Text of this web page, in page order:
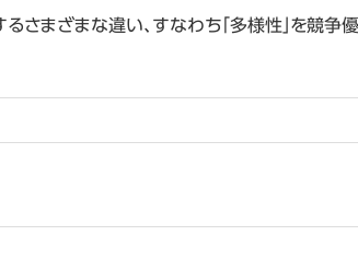
さまざまな違い、すなわち「多様性」を競